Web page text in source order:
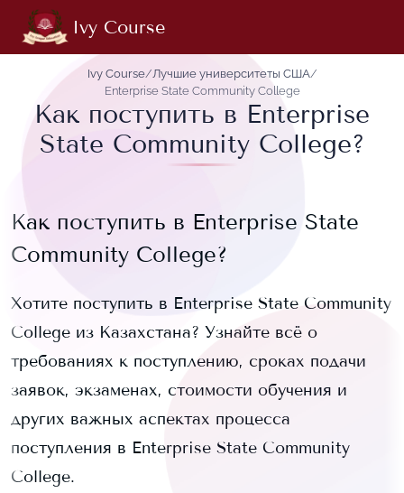
Ivy Course
Ivy Course/Лучшие университеты США/
Enterprise State Community College
Как поступить в Enterprise
State Community College?
Как поступить в Enterprise State
Community College?
Хотите поступить в Enterprise State Community
College из Казахстана? Узнайте всё о
требованиях к поступлению, сроках подачи
заявок, экзаменах, стоимости обучения и
других важных аспектах процесса
поступления в Enterprise State Community
College.